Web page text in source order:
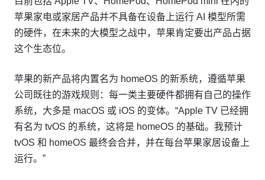
苹果家电或家居产品并不具备在设备上运行 AI 模型所需
的硬件，在未来的大模型之战中，苹果肯定要出产品占据
这个生态位。
苹果的新产品将内置名为 homeOS 的新系统，遵循苹果
公司既往的游戏规则：每一类主要硬件都拥有自己的操作
系统，大多是 macOS 或 iOS 的变体。“Apple TV 已经拥
有名为 tvOS 的系统，这将是 homeOS 的基础。我预计
tvOS 和 homeOS 最终会合并，并在每台苹果家居设备上
运行。”